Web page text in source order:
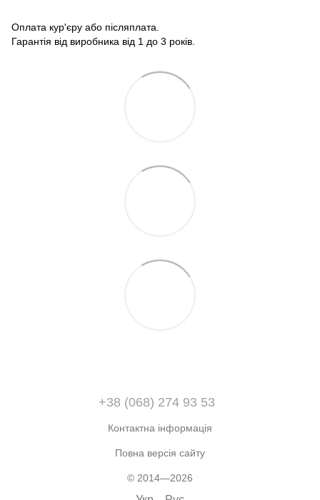
Оплата кур'єру або післяплата.
Гарантія від виробника від 1 до 3 років.
+38 (068) 274 93 53
Контактна інформація
Повна версія сайту
© 2014—2026